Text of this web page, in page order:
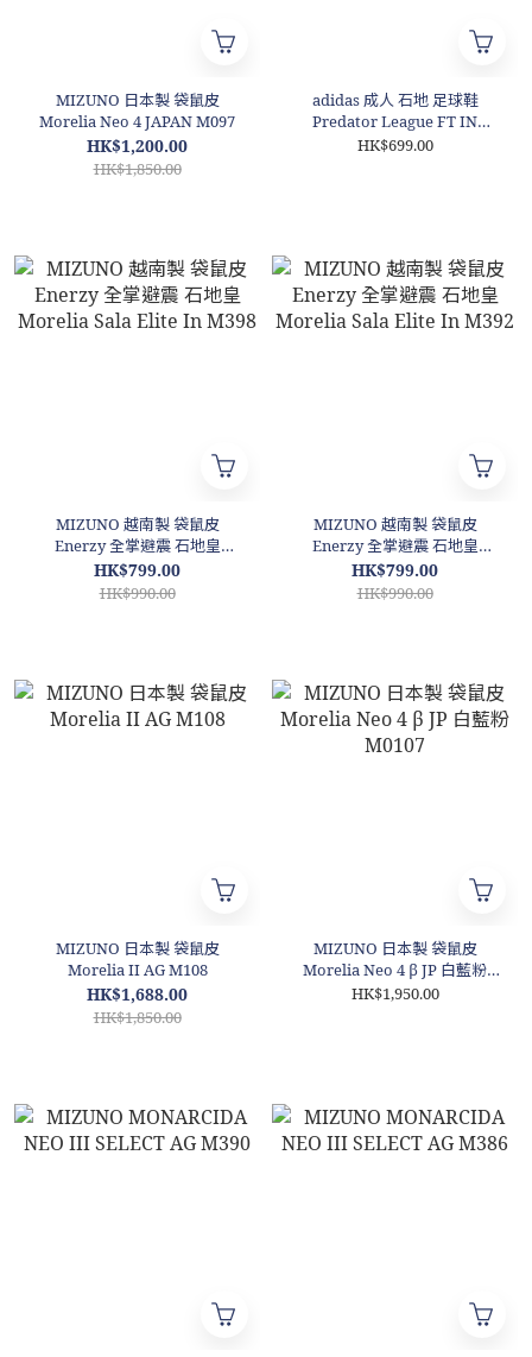
MIZUNO 日本製 袋鼠皮
Morelia Neo 4 JAPAN M097
HK$1,200.00
HK$1,850.00
adidas 成人 石地 足球鞋
Predator League FT IN
JR4738
HK$699.00
MIZUNO 越南製 袋鼠皮
Enerzy 全掌避震 石地皇
Morelia Sala Elite In M398
HK$799.00
HK$990.00
MIZUNO 越南製 袋鼠皮
Enerzy 全掌避震 石地皇
Morelia Sala Elite In M392
HK$799.00
HK$990.00
MIZUNO 日本製 袋鼠皮
Morelia II AG M108
HK$1,688.00
HK$1,850.00
MIZUNO 日本製 袋鼠皮
Morelia Neo 4 β JP 白藍粉
M0107
HK$1,950.00